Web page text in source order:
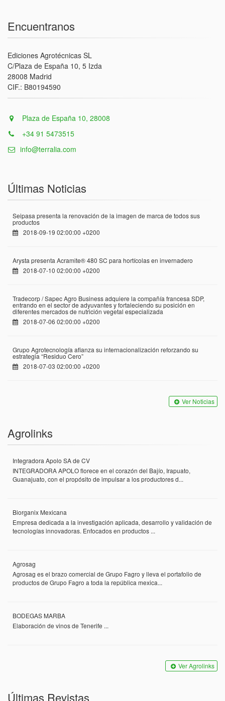
Encuentranos
Ediciones Agrotécnicas SL
C/Plaza de España 10, 5 Izda
28008 Madrid
CIF.: B80194590
Plaza de España 10, 28008
+34 91 5473515
info@terralia.com
Últimas Noticias
Seipasa presenta la renovación de la imagen de marca de todos sus
productos
2018-09-19 02:00:00 +0200
Arysta presenta Acramite® 480 SC para hortícolas en invernadero
2018-07-10 02:00:00 +0200
Tradecorp / Sapec Agro Business adquiere la compañía francesa SDP,
entrando en el sector de adyuvantes y fortaleciendo su posición en
diferentes mercados de nutrición vegetal especializada
2018-07-06 02:00:00 +0200
Grupo Agrotecnología afianza su internacionalización reforzando su
estrategia “Residuo Cero”
2018-07-03 02:00:00 +0200
Ver Noticias
Agrolinks
Integradora Apolo SA de CV
INTEGRADORA APOLO florece en el corazón del Bajío, Irapuato,
Guanajuato, con el propósito de impulsar a los productores d...
Biorganix Mexicana
Empresa dedicada a la investigación aplicada, desarrollo y validación de
tecnologías innovadoras. Enfocados en productos ...
Agrosag
Agrosag es el brazo comercial de Grupo Fagro y lleva el portafolio de
productos de Grupo Fagro a toda la república mexica...
BODEGAS MARBA
Elaboración de vinos de Tenerife ...
Ver Agrolinks
Últimas Revistas